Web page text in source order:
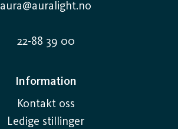
aura@auralight.no
22-88 39 00
Information
Kontakt oss
Ledige stillinger